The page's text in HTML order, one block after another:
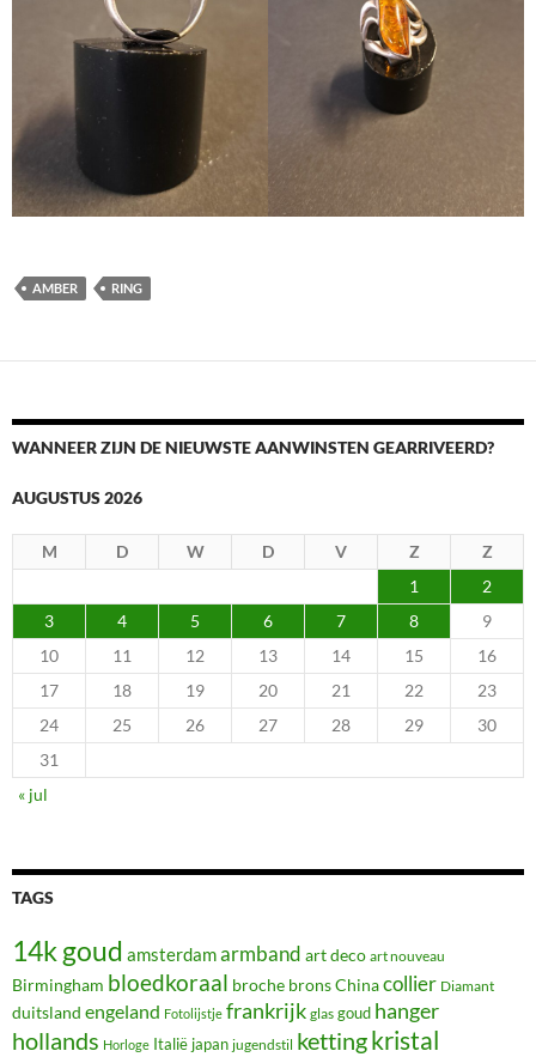
AMBER RING
WANNEER ZIJN DE NIEUWSTE AANWINSTEN GEARRIVEERD?
AUGUSTUS 2026
M D W D V Z
Z
1
2
3
4 5 6 7 8
9
10
11 12 13 14 15
16
17
18 19 20 21 22
23
24
25 26 27 28 29
30
31
« jul
TAGS
14k goud amsterdamarmband art deco art nouveau
Birmingham bloedkoraal broche bronsChinacollier Diamant
duitsland engeland Fotolijstje frankrijk glas goud hanger
hollands Horloge Italië japan jugendstil kettingkristal